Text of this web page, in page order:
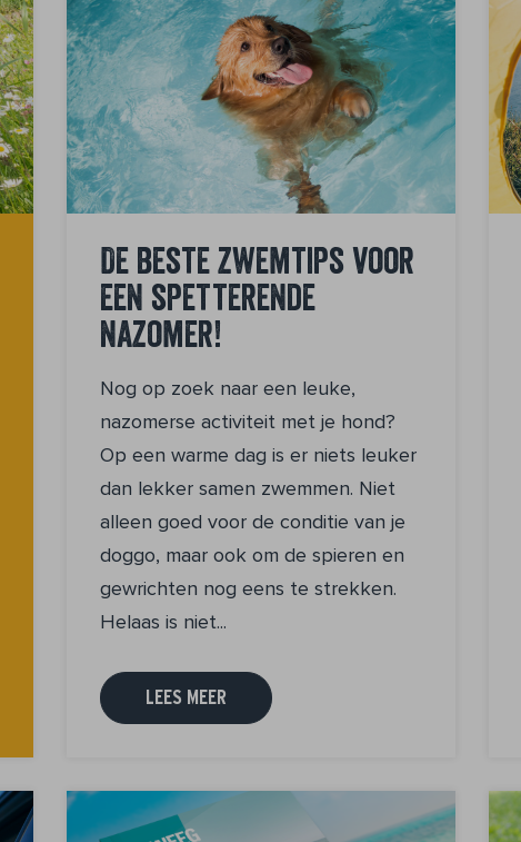
De beste zwemtips voor
een spetterende
nazomer!
Nog op zoek naar een leuke,
nazomerse activiteit met je hond?
Op een warme dag is er niets leuker
dan lekker samen zwemmen. Niet
alleen goed voor de conditie van je
doggo, maar ook om de spieren en
gewrichten nog eens te strekken.
Helaas is niet...
LEES MEER